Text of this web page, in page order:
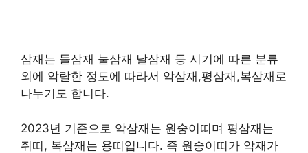
삼재는 들삼재 눌삼재 날삼재 등 시기에 따른 분류
외에 악랄한 정도에 따라서 악삼재,평삼재,복삼재로
나누기도 합니다.
2023년 기준으로 악삼재는 원숭이띠며 평삼재는
쥐띠, 복삼재는 용띠입니다. 즉 원숭이띠가 악재가